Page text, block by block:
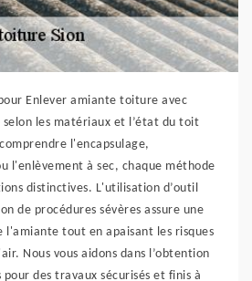
Enlever amiante toiture avec
selon les matériaux et l’état du toit
l'encapsulage,
l'enlèvement à sec, chaque méthode
distinctives. L'utilisation d’outil
de procédures sévères assure une
l'amiante tout en apaisant les risques
Nous vous aidons dans l’obtention
pour des travaux sécurisés et finis à